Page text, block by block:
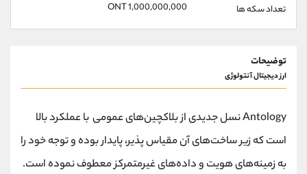
تعداد سکه ها 1,000,000,000 ONT
توضیحات
ارز دیجیتال آنتولوژی
Antology نسل جدیدی از بلاکچین‌های عمومی با عملکرد بالا
است که زیر ساخت‌های آن مقیاس پذیر، پایدار بوده و توجه خود را
به زمینه‌های هویت و داده‌های غیرمتمرکز معطوف نموده است.